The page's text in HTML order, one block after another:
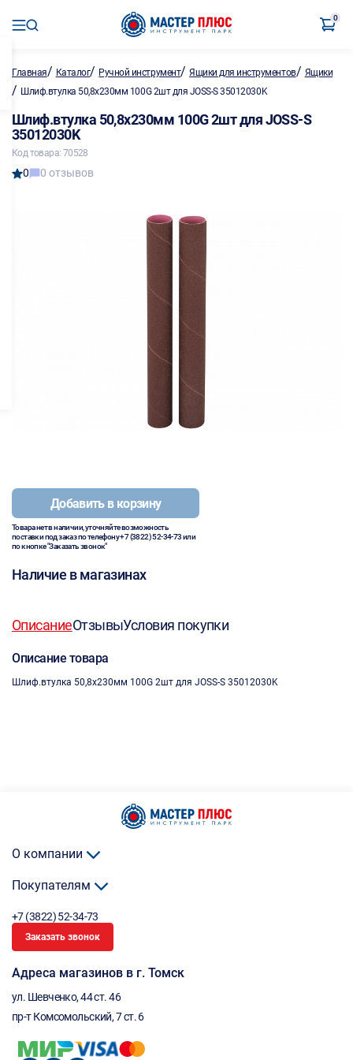
0
Главная/ Каталог/ Ручной инструмент/Ящики для инструментов/ Ящики
/ Шлиф.втулка 50,8х230мм 100G 2шт для JOSS-S 35012030K
Шлиф.втулка 50,8х230мм 100G 2шт для JOSS-S
35012030K
Код товара: 70528
0 0 отзывов
Добавить в корзину
Товара нет в наличии, уточняйте возможность
поставки под заказ по телефону+7 (3822) 52-34-73или
по кнопке "Заказать звонок"
Наличие в магазинах
ОписаниеОтзывыУсловия покупки
Описание товара
Шлиф.втулка 50,8х230мм 100G 2шт для JOSS-S 35012030K
О компании
Покупателям
+7 (3822) 52-34-73
Заказать звонок
Адреса магазинов в г. Томск
ул. Шевченко, 44 ст. 46
пр-т Комсомольский, 7 ст. 6